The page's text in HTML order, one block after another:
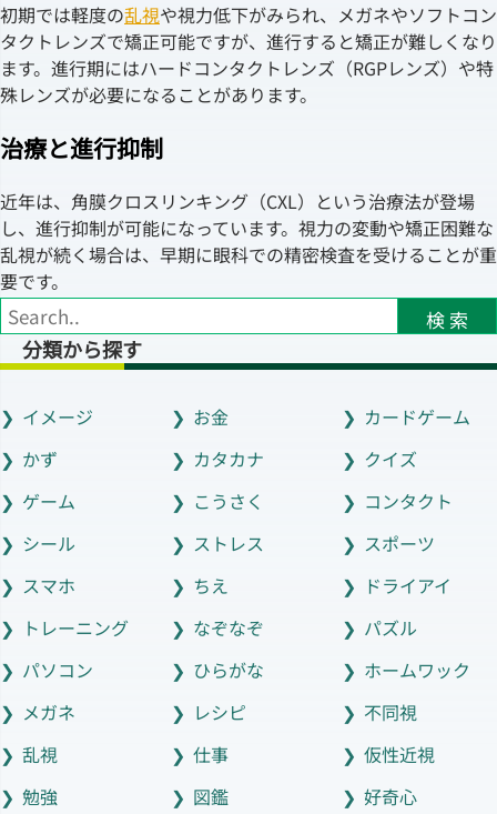
初期では軽度の乱視や視力低下がみられ、メガネやソフトコン
タクトレンズで矯正可能ですが、進行すると矯正が難しくなり
ます。進行期にはハードコンタクトレンズ（RGPレンズ）や特
殊レンズが必要になることがあります。
治療と進行抑制
近年は、角膜クロスリンキング（CXL）という治療法が登場
し、進行抑制が可能になっています。視力の変動や矯正困難な
乱視が続く場合は、早期に眼科での精密検査を受けることが重
要です。
検 索
分類から探す
イメージ お金
カードゲーム
かず
カタカナ
クイズ
ゲーム
こうさく
コンタクト
シール
ストレス
スポーツ
スマホ
ちえ
ドライアイ
トレーニング
なぞなぞ
パズル
パソコン
ひらがな
ホームワック
メガネ
レシピ
不同視
乱視
仕事
仮性近視
勉強
図鑑
好奇心